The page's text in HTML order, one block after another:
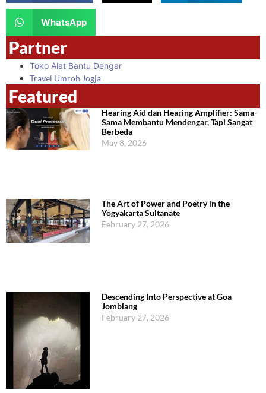
WhatsApp
Partner
Toko Alat Bantu Dengar
Travel Umroh Jogja
Featured
Hearing Aid dan Hearing Amplifier: Sama-
Sama Membantu Mendengar, Tapi Sangat
Berbeda
May 8, 2026
The Art of Power and Poetry in the
Yogyakarta Sultanate
February 27, 2026
Descending Into Perspective at Goa
Jomblang
February 27, 2026